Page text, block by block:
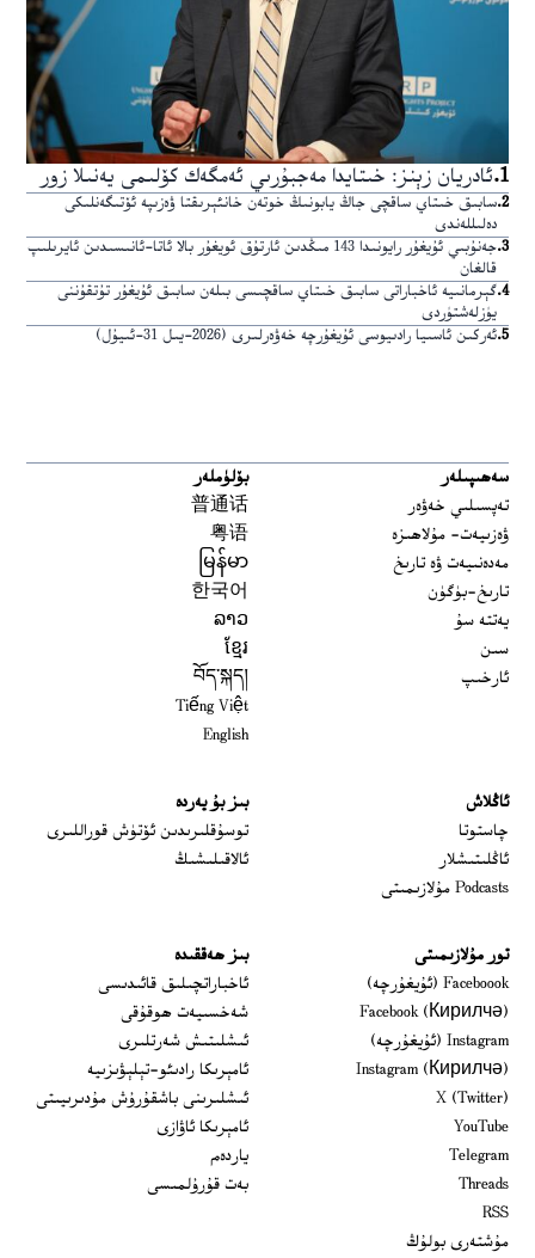
1
.ئادريان زېنز: خىتايدا مەجبۇرىي ئەمگەك كۆلىمى يەنىلا زور
2
.سابىق خىتاي ساقچى جاڭ يابونىڭ خوتەن خانئېرىقتا ۋەزىپە ئۆتىگەنلىكى
دەلىللەندى
3
.
جەنۇبىي ئۇيغۇر رايونىدا 143 مىڭدىن ئارتۇق ئويغۇر بالا ئاتا-ئانىسىدىن ئايرىلىپ
قالغان
4
.گېرمانىيە ئاخباراتى سابىق خىتاي ساقچىسى بىلەن سابىق ئۇيغۇر تۇتقۇننى
يۈزلەشتۈردى
5
.ئەركىن ئاسىيا رادىيوسى ئۇيغۇرچە خەۋەرلىرى (2026-يىل 31-ئىيۇل)
سەھىپىلەر
تەپسىلىي خەۋەر
ۋەزىيەت- مۇلاھىزە
مەدەنىيەت ۋە تارىخ
تارىخ-بۈگۈن
يەتتە سۇ
سىن
ئارخىپ
بۆلۈملەر
普通话
粤语
မြန်မာ
한국어
ລາວ
ខ្មែរ
བོད་སྐད།
Tiếng Việt
English
ئاڭلاش
چاستوتا
ئاڭلىتىشلار
Podcasts مۇلازىمىتى
بىز بۇ يەردە
توسۇقلىرىدىن ئۆتۈش قوراللىرى
ئالاقىلىشىڭ
تور مۇلازىمىتى
Faceboook (ئۇيغۇرچە)
Opens in new window
Facebook (Кирилчә)
Opens in new window
Instagram (ئۇيغۇرچە)
Opens in new window
Instagram (Кирилчә)
Opens in new window
X (Twitter)
YouTube
Telegram
Threads
RSS
مۇشتەرى بولۇڭ
بىز ھەققىدە
ئاخباراتچىلىق قائىدىسى
شەخسىيەت ھوقۇقى
ئىشلىتىش شەرتلىرى
ئامېرىكا رادىئو-تېلېۋىزىيە
ئىشلىرىنى باشقۇرۇش مۇدىرىيىتى
ئامېرىكا ئاۋازى
ياردەم
بەت قۇرۇلمىسى